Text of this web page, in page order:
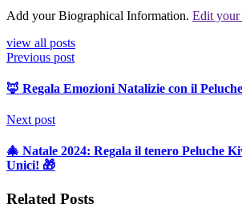
Add your Biographical Information. Edit
view all posts
Previous post
🦊 Regala Emozioni Natalizie con il
Next post
🎄 Natale 2024: Regala il tenero Peluche
Unici! 🎁
Related Posts